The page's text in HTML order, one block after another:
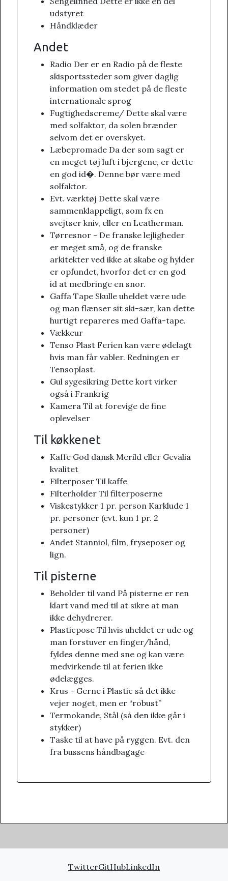
udstyret
Håndklæder
Andet
Radio Der er en Radio på de fleste
skisportssteder som giver daglig
information om stedet på de fleste
internationale sprog
Fugtighedscreme/ Dette skal være
med solfaktor, da solen brænder
selvom det er overskyet.
Læbepromade Da der som sagt er
en meget tøj luft i bjergene, er dette
en god id�. Denne bør være med
solfaktor.
Evt. værktøj Dette skal være
sammenklappeligt, som fx en
svejtser kniv, eller en Leatherman.
Tørresnor - De franske lejligheder
er meget små, og de franske
arkitekter ved ikke at skabe og hylder
er opfundet, hvorfor det er en god
id at medbringe en snor.
Gaffa Tape Skulle uheldet være ude
og man flænser sit ski-sær, kan dette
hurtigt repareres med Gaffa-tape.
Vækkeur
Tenso Plast Ferien kan være ødelagt
hvis man får vabler. Redningen er
Tensoplast.
Gul sygesikring Dette kort virker
også i Frankrig
Kamera Til at forevige de fine
oplevelser
Til køkkenet
Kaffe God dansk Merild eller Gevalia
kvalitet
Filterposer Til kaffe
Filterholder Til filterposerne
Viskestykker 1 pr. person Karklude 1
pr. personer (evt. kun 1 pr. 2
personer)
Andet Stanniol, film, fryseposer og
lign.
Til pisterne
Beholder til vand På pisterne er ren
klart vand med til at sikre at man
ikke dehydrerer.
Plasticpose Til hvis uheldet er ude og
man forstuver en finger/hånd,
fyldes denne med sne og kan være
medvirkende til at ferien ikke
ødelægges.
Krus - Gerne i Plastic så det ikke
vejer noget, men er “robust”
Termokande, Stål (så den ikke går i
stykker)
Taske til at have på ryggen. Evt. den
fra bussens håndbagage
TwitterGitHubLinkedIn